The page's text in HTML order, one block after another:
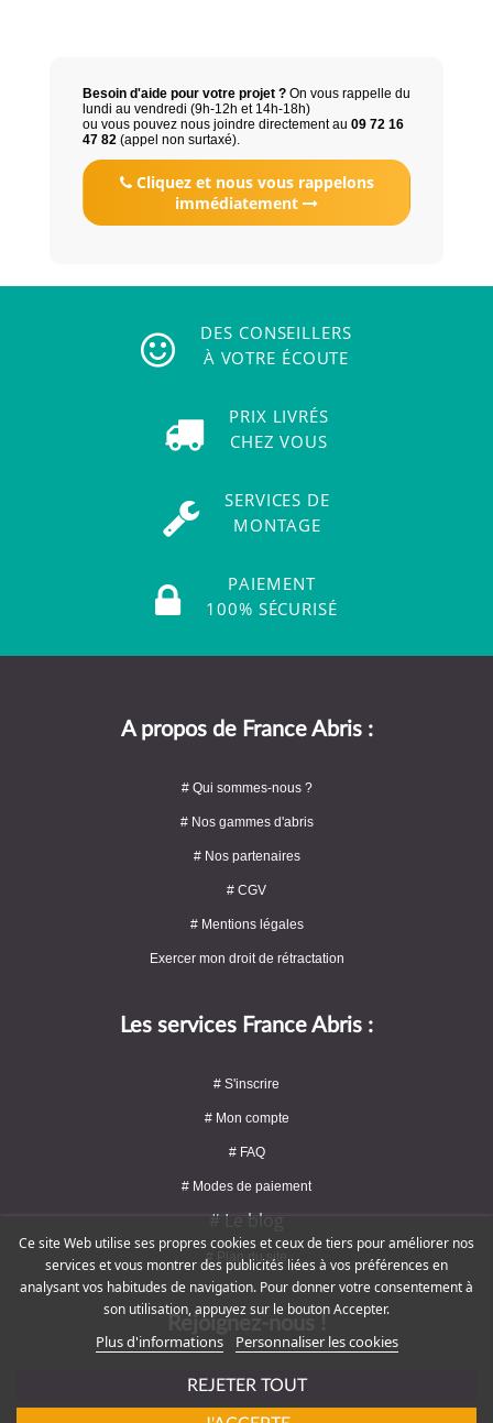
Besoin d'aide pour votre projet ? On vous rappelle du
lundi au vendredi (9h-12h et 14h-18h)
ou vous pouvez nous joindre directement au 09 72 16
47 82 (appel non surtaxé).
Cliquez et nous vous rappelons
immédiatement
DES CONSEILLERS
À VOTRE ÉCOUTE
PRIX LIVRÉS
CHEZ VOUS
SERVICES DE
MONTAGE
PAIEMENT
100% SÉCURISÉ
A propos de France Abris :
# Qui sommes-nous ?
# Nos gammes d'abris
# Nos partenaires
# CGV
# Mentions légales
Exercer mon droit de rétractation
Les services France Abris :
# S'inscrire
# Mon compte
# FAQ
# Modes de paiement
# Le blog
# Plan du site
Rejoignez-nous !
Ce site Web utilise ses propres cookies et ceux de tiers pour améliorer nos
services et vous montrer des publicités liées à vos préférences en
analysant vos habitudes de navigation. Pour donner votre consentement à
son utilisation, appuyez sur le bouton Accepter.
Plus d'informations Personnaliser les cookies
REJETER TOUT